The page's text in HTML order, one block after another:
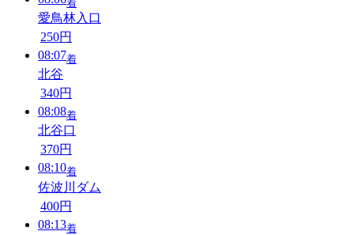
着
愛鳥林入口
250円
08:07着
北谷
340円
08:08着
北谷口
370円
08:10着
佐波川ダム
400円
08:13着